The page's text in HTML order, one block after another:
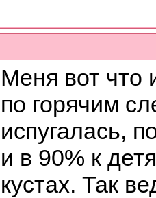
Меня вот что
по горячим
испугалась,
и в 90% к
кустах. Так